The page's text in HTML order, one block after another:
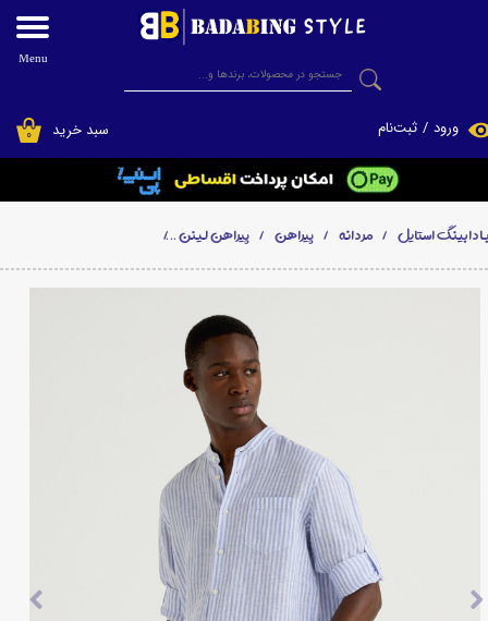
۰ سبد خرید ورود / ثبت‌نام
تغییر گذر واژه
سفارشات
خروج از حساب کاربری
Menu
بادابینگ استایل مردانه پیراهن پیراهن لینن